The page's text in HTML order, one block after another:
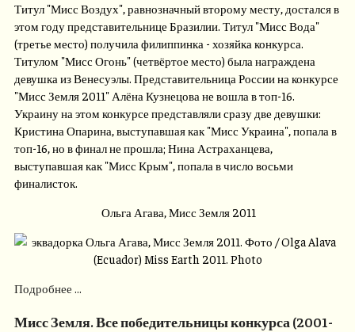
Титул "Мисс Воздух", равнозначный второму месту, достался в
этом году представительнице Бразилии. Титул "Мисс Вода"
(третье место) получила филиппинка - хозяйка конкурса.
Титулом "Мисс Огонь" (четвёртое место) была награждена
девушка из Венесуэлы. Представительница России на конкурсе
"Мисс Земля 2011" Алёна Кузнецова не вошла в топ-16.
Украину на этом конкурсе представляли сразу две девушки:
Кристина Опарина, выступавшая как "Мисс Украина", попала в
топ-16, но в финал не прошла; Нина Астраханцева,
выступавшая как "Мисс Крым", попала в число восьми
финалисток.
Ольга Агава, Мисс Земля 2011
Подробнее ...
Мисс Земля. Все победительницы конкурса (2001-